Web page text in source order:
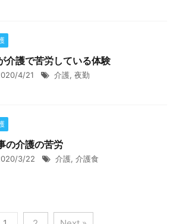
介護で苦労している体験
4/21 介護, 夜勤
の介護の苦労
3/22 介護, 介護食